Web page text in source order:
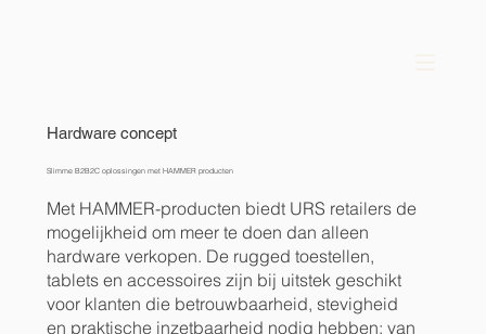
Hardware concept
Slimme B2B2C oplossingen met HAMMER producten
Met HAMMER-producten biedt URS retailers de
mogelijkheid om meer te doen dan alleen
hardware verkopen. De rugged toestellen,
tablets en accessoires zijn bij uitstek geschikt
voor klanten die betrouwbaarheid, stevigheid
en praktische inzetbaarheid nodig hebben: van